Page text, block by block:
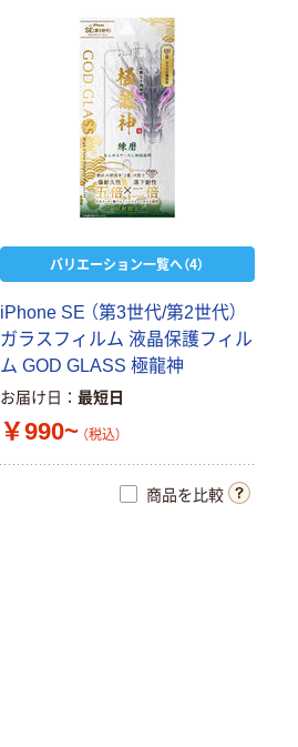
バリエーション一覧へ（4）
iPhone SE （第3世代/第2世代）
ガラスフィルム 液晶保護フィル
ム GOD GLASS 極龍神
お届け日 最短日
￥990~ （税込）
商品を比較
ナカバヤシ
Surface Laptop
13インチ ディス
プレイ保護フィ
ルム 反射防止